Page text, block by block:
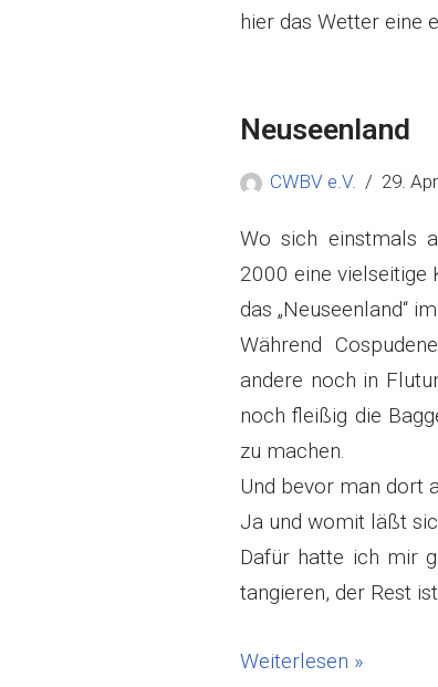
hier das Wetter eine
Neuseenland
CWBV e.V. 29.
Wo sich einstmals
2000 eine vielseitige
das „Neuseenland“
Während
andere noch in
noch fleißig die
zu machen.
Und bevor man dort
Ja und womit läßt
Dafür hatte ich mir
tangieren, der Rest
Weiterlesen »